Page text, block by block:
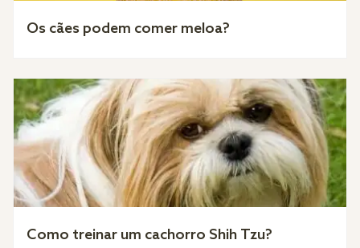
Os cães podem comer meloa?
Como treinar um cachorro Shih Tzu?